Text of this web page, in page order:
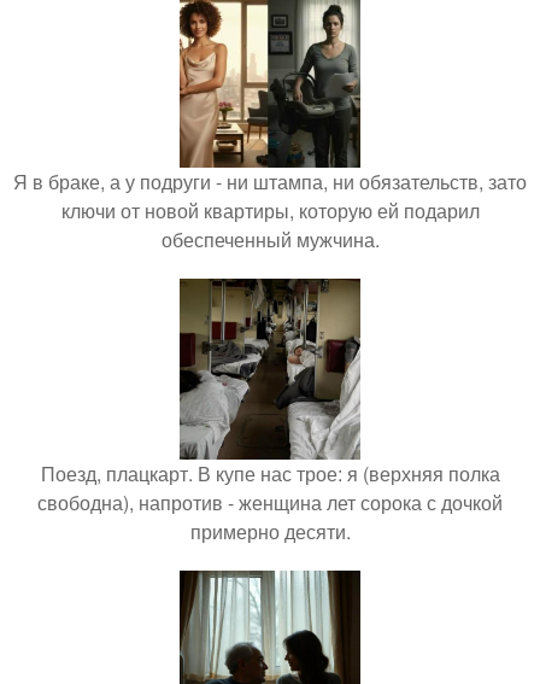
Я в браке, а у подруги - ни штампа, ни обязательств, зато
ключи от новой квартиры, которую ей подарил
обеспеченный мужчина.
Поезд, плацкарт. В купе нас трое: я (верхняя полка
свободна), напротив - женщина лет сорока с дочкой
примерно десяти.